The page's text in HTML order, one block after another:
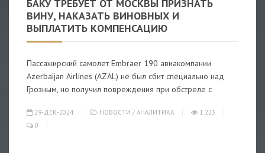
БАКУ ТРЕБУЕТ ОТ МОСКВЫ ПРИЗНАТЬ
ВИНУ, НАКАЗАТЬ ВИНОВНЫХ И
ВЫПЛАТИТЬ КОМПЕНСАЦИЮ
Пассажирский самолет Embraer 190 авиакомпании
Azerbaijan Airlines (AZAL) не был сбит специально над
Грозным, но получил повреждения при обстреле с
29-ДЕК-2024 НОВОСТИ / АНАЛИТИКА
1 223
0